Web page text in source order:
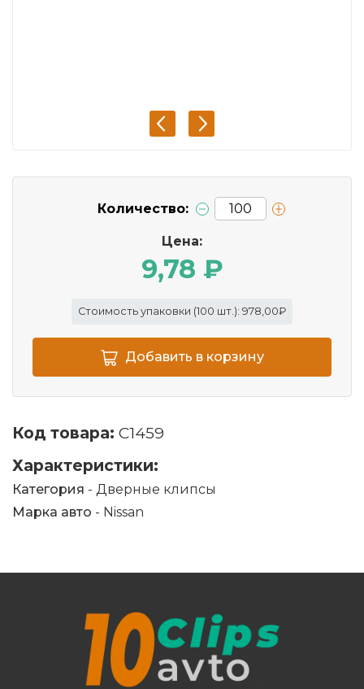
Количество:
Цена:
9,78 ₽
Стоимость упаковки (100 шт.): 978,00₽
Добавить в корзину
Код товара: C1459
Характеристики:
Категория - Дверные клипсы
Марка авто - Nissan